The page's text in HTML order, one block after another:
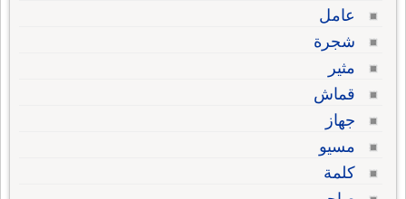
عامل
شجرة
مثير
قماش
جهاز
مسيو
كلمة